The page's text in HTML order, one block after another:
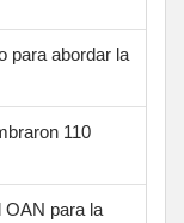
para abordar la
110
OAN para la